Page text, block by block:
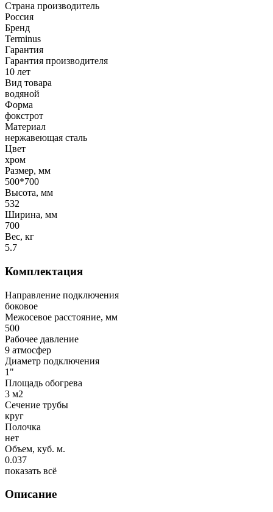
Страна производитель
Россия
Бренд
Terminus
Гарантия
Гарантия производителя
10 лет
Вид товара
водяной
Форма
фокстрот
Материал
нержавеющая сталь
Цвет
хром
Размер, мм
500*700
Высота, мм
532
Ширина, мм
700
Вес, кг
5.7
Комплектация
Направление подключения
боковое
Межосевое расстояние, мм
500
Рабочее давление
9 атмосфер
Диаметр подключения
1"
Площадь обогрева
3 м2
Сечение трубы
круг
Полочка
нет
Объем, куб. м.
0.037
показать всё
Описание